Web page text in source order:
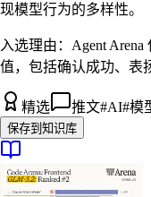
现模型行为的多样性。
入选理由： Agent
值，包括确认成功、表
精选 推文#AI#模
保存到知识库